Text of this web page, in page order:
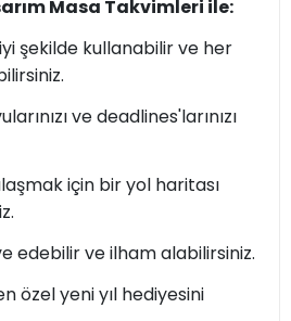
Masa Takvimleri ile:
iyi şekilde kullanabilir ve her
ve deadlines'larınızı
için bir yol haritası
edebilir ve ilham alabilirsiniz.
özel yeni yıl hediyesini